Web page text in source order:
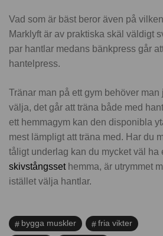
Vad som är bäst beror även på
Marklyft är av praktiska skäl väldigt
par hantlar medans bänkpress går
hantelpress.
Tränar man på ett gym behöver
välja, det går att träna både med
ett hemmagym kan den disponibla
mest lämpligt att träna med. Har du
tåligt underlag kan du mycket väl ha
skivstångssethemma, är utrymmet
istället välja hantlar.
bygga muskler
fria vikter